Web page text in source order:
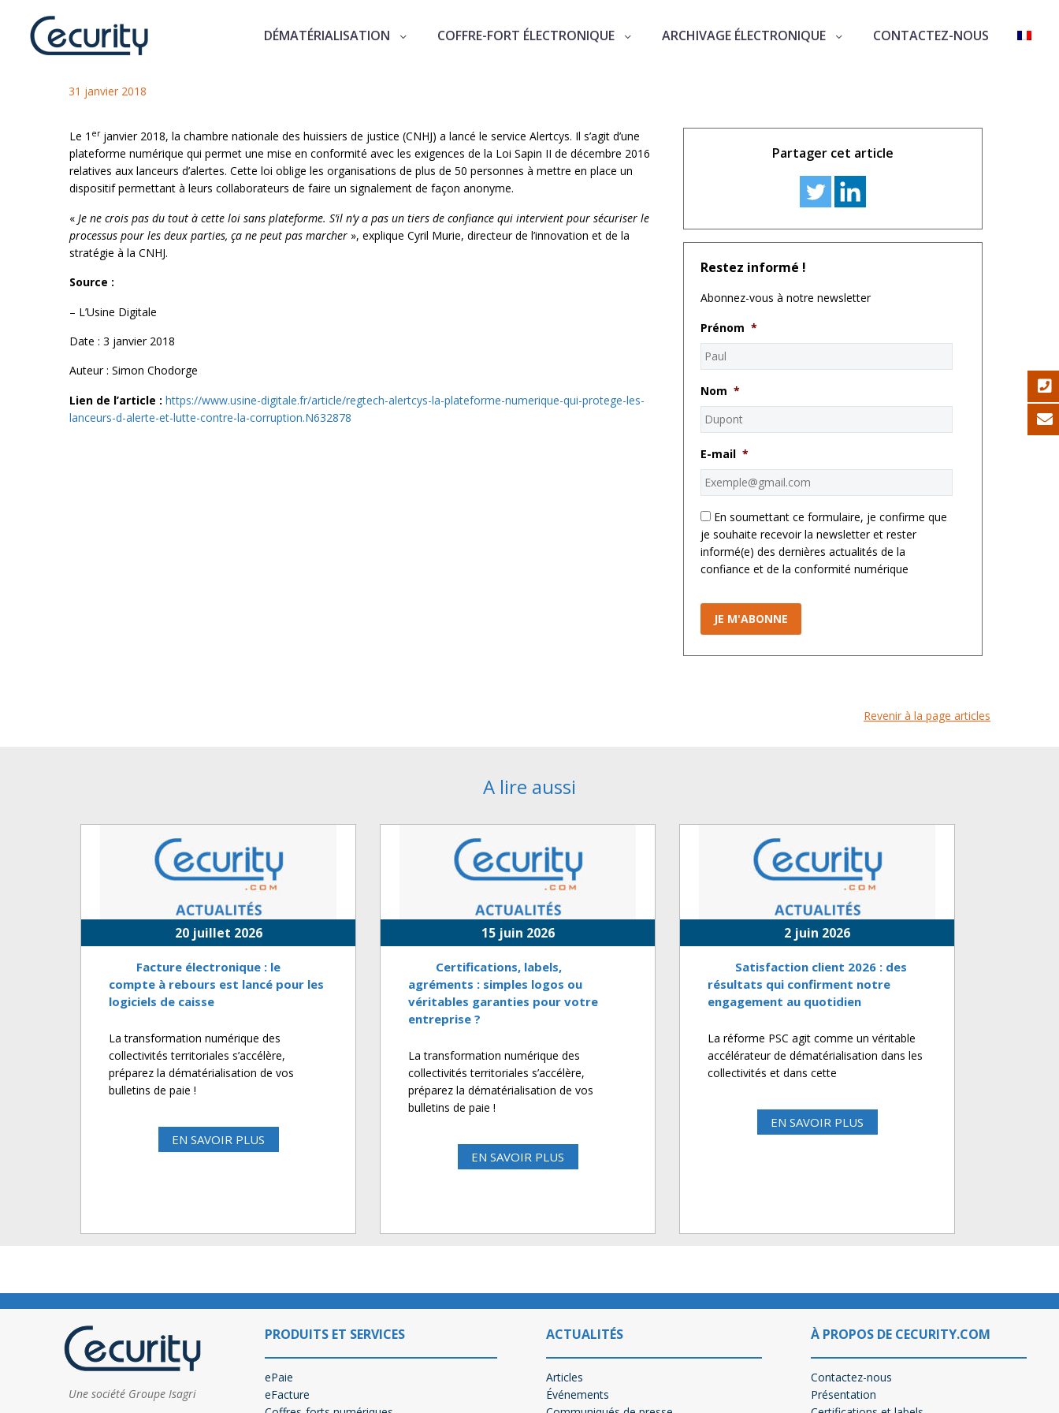
DÉMATÉRIALISATION COFFRE-FORT ÉLECTRONIQUE ARCHIVAGE ÉLECTRONIQUE CONTACTEZ-NOUS
Les huissiers de justice lancent une plateforme pour les lanceurs d’alerte
31 janvier 2018
Le 1 erjanvier 2018, la chambre nationale des huissiers de justice (CNHJ) a lancé le service Alertcys. Il s’agit d’une
plateforme numérique qui permet une mise en conformité avec les exigences de la Loi Sapin II de décembre 2016
relatives aux lanceurs d’alertes. Cette loi oblige les organisations de plus de 50 personnes à mettre en place un
dispositif permettant à leurs collaborateurs de faire un signalement de façon anonyme.
« Je ne crois pas du tout à cette loi sans plateforme. S’il n’y a pas un tiers de confiance qui intervient pour sécuriser le
processus pour les deux parties, ça ne peut pas marcher », explique Cyril Murie, directeur de l’innovation et de la
stratégie à la CNHJ.
Source :
– L’Usine Digitale
Date : 3 janvier 2018
Auteur : Simon Chodorge
Lien de l’article : https://www.usine-digitale.fr/article/regtech-alertcys-la-plateforme-numerique-qui-protege-les-
lanceurs-d-alerte-et-lutte-contre-la-corruption.N632878
Partager cet article
Restez informé !
Abonnez-vous à notre newsletter
Prénom *
Nom *
E-mail *
* En soumettant ce formulaire, je confirme que
je souhaite recevoir la newsletter et rester
informé(e) des dernières actualités de la
confiance et de la conformité numérique
Revenir à la page articles
A lire aussi
20 juillet 2026
Facture électronique : le
compte à rebours est lancé pour les
logiciels de caisse
La transformation numérique des
collectivités territoriales s’accélère,
préparez la dématérialisation de vos
bulletins de paie !
EN SAVOIR PLUS
15 juin 2026
Certifications, labels,
agréments : simples logos ou
véritables garanties pour votre
entreprise ?
La transformation numérique des
collectivités territoriales s’accélère,
préparez la dématérialisation de vos
bulletins de paie !
EN SAVOIR PLUS
2 juin 2026
Satisfaction client 2026 : des
résultats qui confirment notre
engagement au quotidien
La réforme PSC agit comme un véritable
accélérateur de dématérialisation dans les
collectivités et dans cette
EN SAVOIR PLUS
Une société Groupe Isagri
PRODUITS ET SERVICES
ePaie
eFacture
ACTUALITÉS
Articles
Événements
À PROPOS DE CECURITY.COM
Contactez-nous
Présentation